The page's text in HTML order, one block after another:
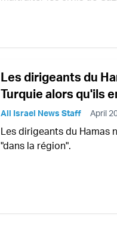
Les dirigeants du
Turquie alors qu'ils
All Israel News Staff April
Les dirigeants du Hamas
"dans la région".